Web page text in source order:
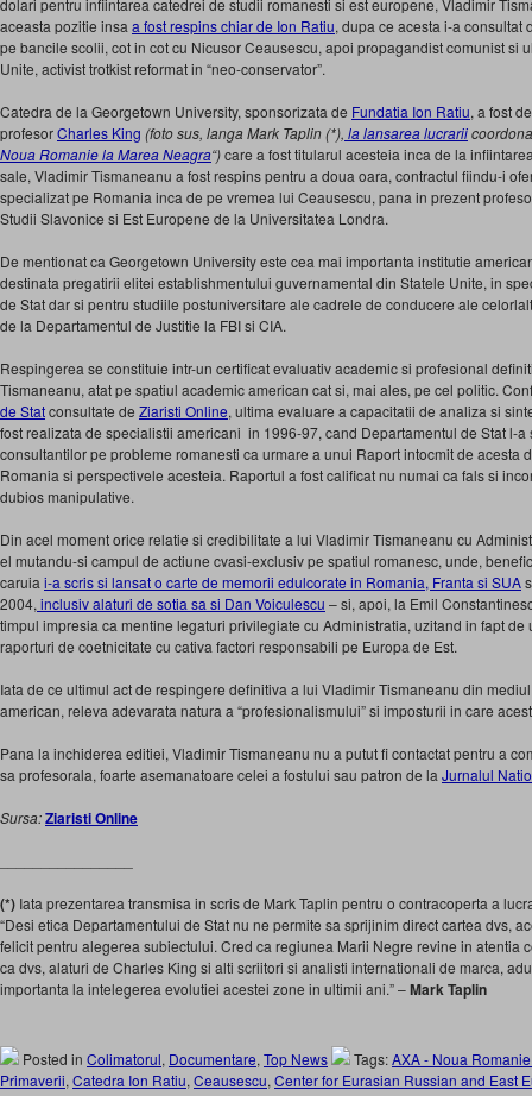
dolari pentru infiintarea catedrei de studii romanesti si est europene, Vladimir
aceasta pozitie insa a fost respins chiar de Ion Ratiu, dupa ce acesta i-a consultat
pe bancile scolii, cot in cot cu Nicusor Ceausescu, apoi propagandist comunist si
Unite, activist trotkist reformat in “neo-conservator”.
Catedra de la Georgetown University, sponsorizata de Fundatia Ion Ratiu, a fost
profesorCharles King (foto sus, langa Mark Taplin (*), la lansarea lucrarii
Noua Romanie la Marea Neagra“)care a fost titularul acesteia inca de la
sale, Vladimir Tismaneanu a fost respins pentru a doua oara, contractul fiindu-i
specializat pe Romania inca de pe vremea lui Ceausescu, pana in prezent
Studii Slavonice si Est Europene de la Universitatea Londra.
De mentionat ca Georgetown University este cea mai importanta institutie
destinata pregatirii elitei establishmentului guvernamental din Statele Unite, in
de Stat dar si pentru studiile postuniversitare ale cadrele de conducere ale
de la Departamentul de Justitie la FBI si CIA.
Respingerea se constituie intr-un certificat evaluativ academic si profesional
Tismaneanu, atat pe spatiul academic american cat si, mai ales, pe cel politic.
de Statconsultate de Ziaristi Online, ultima evaluare a capacitatii de analiza si
fost realizata de specialistii americani in 1996-97, cand Departamentul de Stat l-a
consultantilor pe probleme romanesti ca urmare a unui Raport intocmit de acesta
Romania si perspectivele acesteia. Raportul a fost calificat nu numai ca fals si
dubios manipulative.
Din acel moment orice relatie si credibilitate a lui Vladimir Tismaneanu cu
el mutandu-si campul de actiune cvasi-exclusiv pe spatiul romanesc, unde,
caruia i-a scris si lansat o carte de memorii edulcorate in Romania, Franta si SUA
2004, inclusiv alaturi de sotia sa si Dan Voiculescu – si, apoi, la Emil
timpul impresia ca mentine legaturi privilegiate cu Administratia, uzitand in fapt
raporturi de coetnicitate cu cativa factori responsabili pe Europa de Est.
Iata de ce ultimul act de respingere definitiva a lui Vladimir Tismaneanu din
american, releva adevarata natura a “profesionalismului” si imposturii in care
Pana la inchiderea editiei, Vladimir Tismaneanu nu a putut fi contactat pentru a
sa profesorala, foarte asemanatoare celei a fostului sau patron de la Jurnalul
Sursa:Ziaristi Online
(*) Iata prezentarea transmisa in scris de Mark Taplin pentru o contracoperta a
“Desi etica Departamentului de Stat nu ne permite sa sprijinim direct cartea dvs,
felicit pentru alegerea subiectului. Cred ca regiunea Marii Negre revine in atentia
ca dvs, alaturi de Charles King si alti scriitori si analisti internationali de marca,
importanta la intelegerea evolutiei acestei zone in ultimii ani.” –Mark Taplin
Posted in Colimatorul, Documentare, Top News Tags:AXA - Noua
Primaverii, Catedra Ion Ratiu, Ceausescu, Center for Eurasian Russian and East